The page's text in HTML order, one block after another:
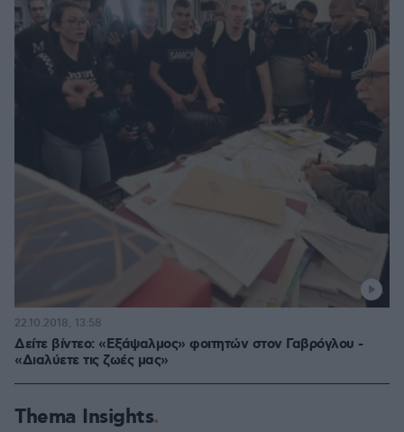
Δείτε βίντεο: «Εξάψαλμος» φοιτητών στον Γαβρόγλου -
«Διαλύετε τις ζωές μας»
22.10.2018, 13:58
Thema Insights